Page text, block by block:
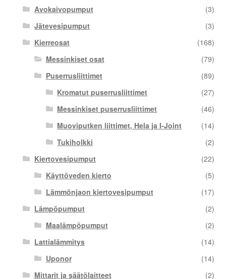
Avokaivopumput
(3)
Jätevesipumput
(3)
Kierreosat
(168)
Messinkiset osat
(79)
Puserrusliittimet
(89)
Kromatut puserrusliittimet
(27)
Messinkiset puserrusliittimet
(46)
Muoviputken liittimet, Hela ja I-Joint
(14)
Tukiholkki
(2)
Kiertovesipumput
(22)
Käyttöveden kierto
(5)
Lämmönjaon kiertovesipumput
(17)
Lämpöpumput
(2)
Maalämpöpumput
(2)
Lattialämmitys
(14)
Uponor
(14)
Mittarit ja säätölaitteet
(2)